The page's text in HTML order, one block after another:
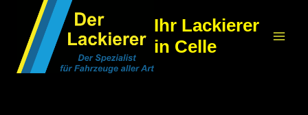
springen
Ihr Lackierer
in Celle